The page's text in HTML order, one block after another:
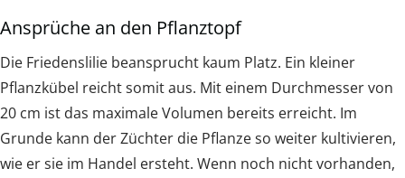
Ansprüche an den Pflanztopf
Die Friedenslilie beansprucht kaum Platz. Ein kleiner
Pflanzkübel reicht somit aus. Mit einem Durchmesser von
20 cm ist das maximale Volumen bereits erreicht. Im
Grunde kann der Züchter die Pflanze so weiter kultivieren,
wie er sie im Handel ersteht. Wenn noch nicht vorhanden,